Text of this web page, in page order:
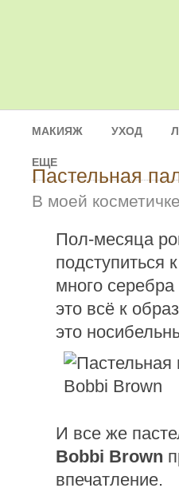
МАКИЯЖ УХОД
ЕЩЕ
Пастельная
В моей косметичке
Пол-месяца
подступиться
много
это всё к
это
И все же
Bobbi Brown
впечатление.